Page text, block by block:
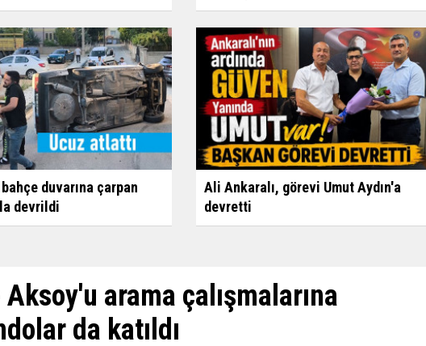
duvarına çarpan
devrildi
Ali Ankaralı, görevi Umut Aydın'a
devretti
Aksoy'u arama çalışmalarına
da katıldı